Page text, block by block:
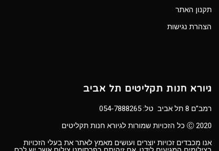
תקנון האתר
הצהרת נגישות
גיורא חנות תקליטים תל אביב
רמב”ם 8 תל אביב טל:
054-7888265
Ⓒ 2020 כל הזכויות שמורות לגיורא חנות תקליטים
אנו מכבדים זכויות יוצרים ועושים מאמץ לאתר את בעלי הזכויות